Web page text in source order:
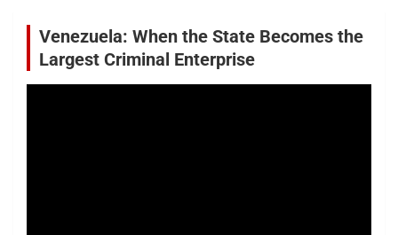
Venezuela: When the State Becomes the
Largest Criminal Enterprise